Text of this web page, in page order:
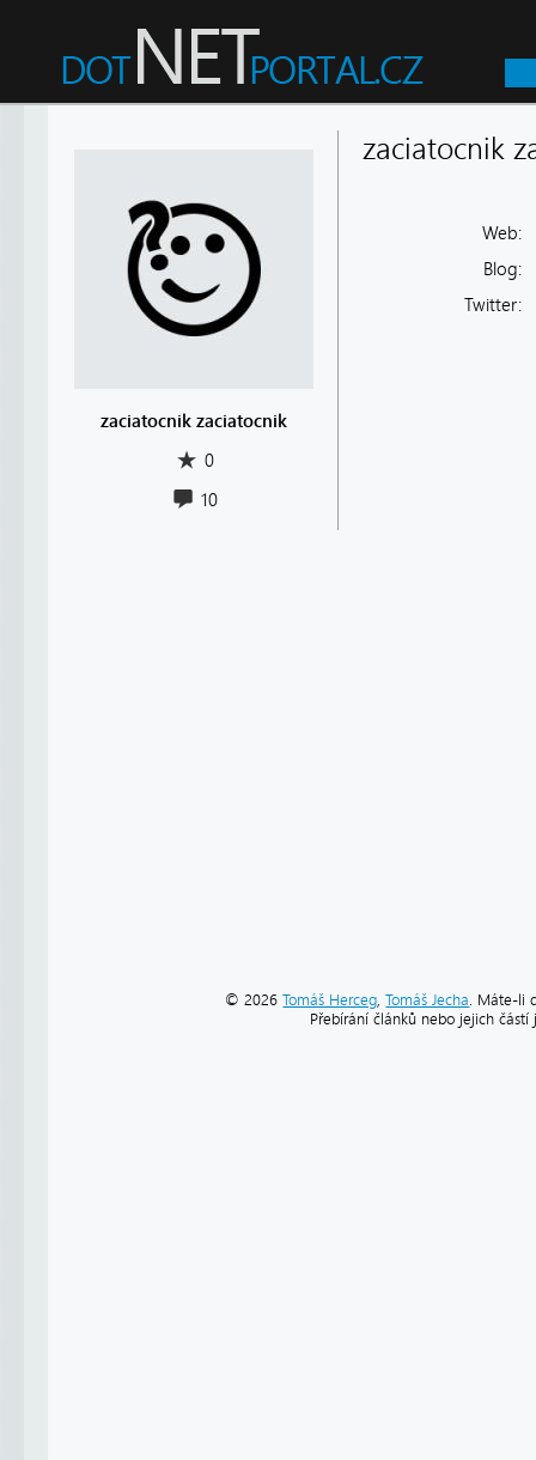
zaciatocnik zaciatocnik
0
10
zaciatocnik
Web:
Blog:
Twitter:
© 2026Tomáš Herceg,Tomáš Jecha. Máte-li
Přebírání článků nebo jejich